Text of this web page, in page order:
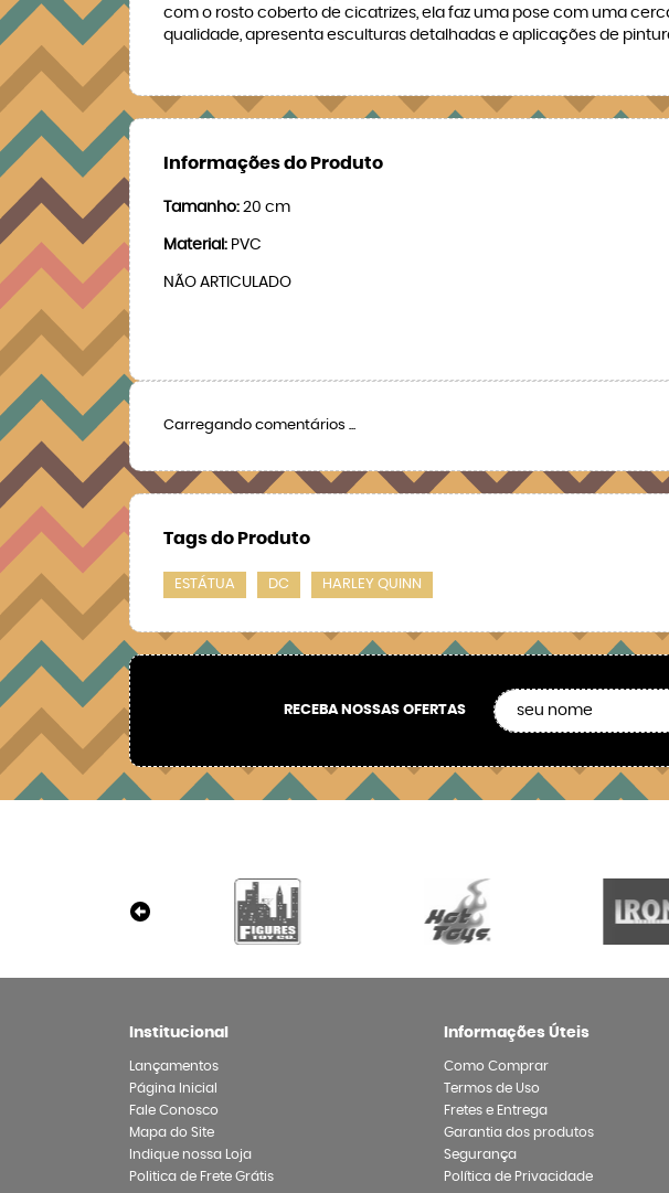
com o rosto coberto de cicatrizes, ela faz uma pose com uma
qualidade, apresenta esculturas detalhadas e aplicações de
Informações do Produto
Tamanho: 20 cm
Material: PVC
NÃO ARTICULADO
Carregando comentários ...
Tags do Produto
ESTÁTUA DC HARLEY QUINN
RECEBA NOSSAS OFERTAS
Institucional
Lançamentos
Página Inicial
Fale Conosco
Mapa do Site
Indique nossa Loja
Politica de Frete Grátis
Informações Úteis
Como Comprar
Termos de Uso
Fretes e Entrega
Garantia dos produtos
Segurança
Política de Privacidade